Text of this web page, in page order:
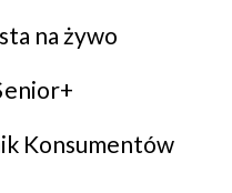
na żywo
Konsumentów